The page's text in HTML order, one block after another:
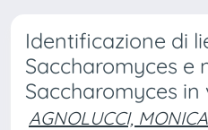
Identificazione di
Saccharomyces e
Saccharomyces in
AGNOLUCCI, MONICA